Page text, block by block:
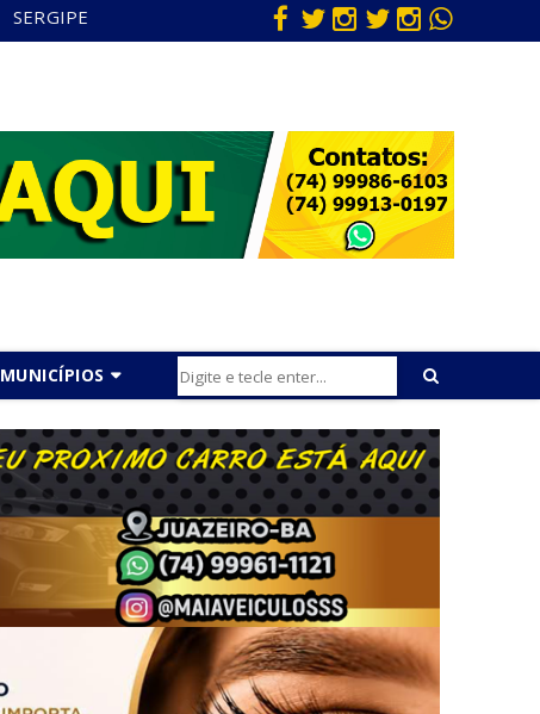
SERGIPE
MUNICÍPIOS